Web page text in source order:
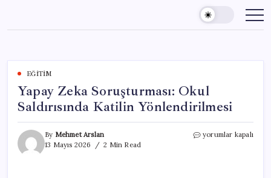
content
EĞITIM
Yapay Zeka Soruşturması: Okul
Saldırısında Katilin Yönlendirilmesi
By Mehmet Arslan
13 Mayıs 2026
2 Min Read
Yapay
yorumlar kapalı